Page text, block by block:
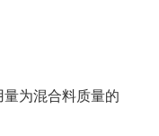
为混合料质量的